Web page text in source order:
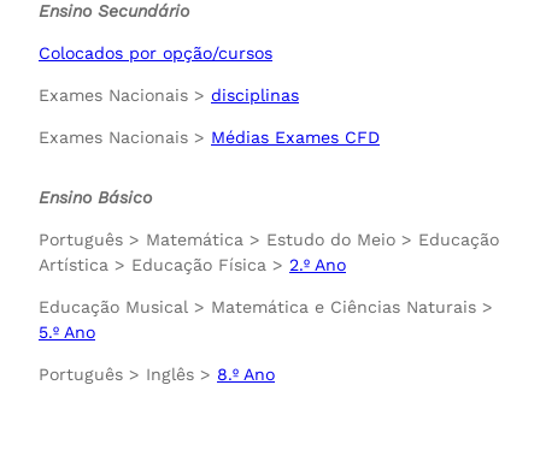
Ensino Secundário
Colocados por opção/cursos
Exames Nacionais > disciplinas
Exames Nacionais > Médias Exames CFD
Ensino Básico
Português > Matemática > Estudo do Meio > Educação
Artística > Educação Física > 2.º Ano
Educação Musical > Matemática e Ciências Naturais >
5.º Ano
Português > Inglês > 8.º Ano